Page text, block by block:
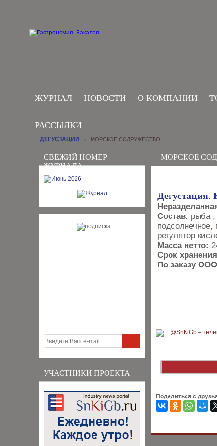
ЖУРНАЛ НОВОСТИ О КОМПАНИИ
РАССЫЛКИ
СВЕЖИЙ НОМЕР
ЖУРНАЛА
УЧАСТНИКИ ПРОЕКТА
ДЕГУСТАЦИИ › МОРСКОЕ СОДРУЖЕСТВО
МОРСКОЕ
Состав: рыба ,
регулятор
Масса нетто:
Срок
По заказу
Поделиться с